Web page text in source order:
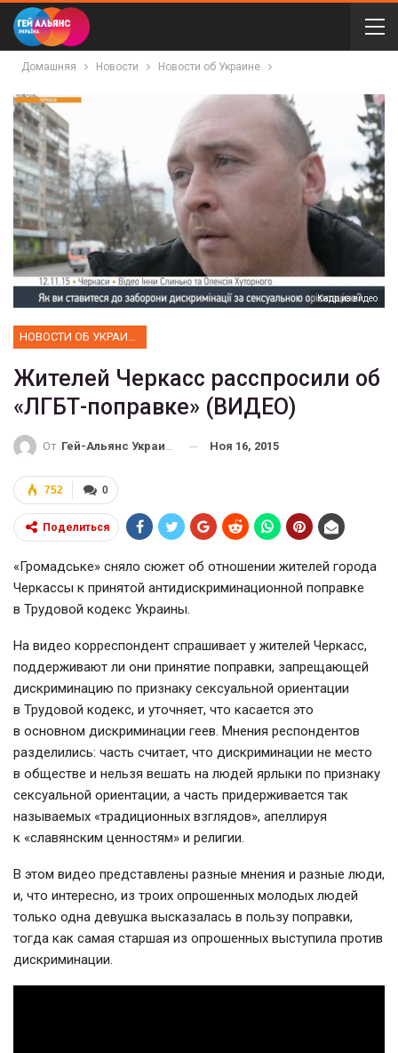
Домашняя Новости Новости об Украине
Кадр из видео
Жителей Черкасс расспросили об
«ЛГБТ-поправке» (ВИДЕО)
От Гей-Альянс Украина Ноя 16, 2015
0
752
Поделиться
«Громадське» сняло сюжет об отношении жителей города
Черкассы к принятой антидискриминационной поправке
в Трудовой кодекс Украины.
На видео корреспондент спрашивает у жителей Черкасс,
поддерживают ли они принятие поправки, запрещающей
дискриминацию по признаку сексуальной ориентации
в Трудовой кодекс, и уточняет, что касается это
в основном дискриминации геев. Мнения респондентов
разделились: часть считает, что дискриминации не место
в обществе и нельзя вешать на людей ярлыки по признаку
сексуальной ориентации, а часть придерживается так
называемых «традиционных взглядов», апеллируя
к «славянским ценностям» и религии.
В этом видео представлены разные мнения и разные люди,
и, что интересно, из троих опрошенных молодых людей
только одна девушка высказалась в пользу поправки,
тогда как самая старшая из опрошенных выступила против
дискриминации.